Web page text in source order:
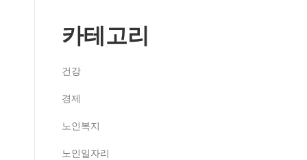
카테고리
건강
경제
노인복지
노인일자리